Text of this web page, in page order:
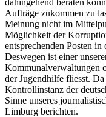
Aufträge zukommen zu
Meinung nicht im
Möglichkeit der
entsprechenden Posten
Deswegen ist einer
Kommunalverwaltungen
der Jugendhilfe fliesst.
Kontrollinstanz der
Sinne unseres
Limburg berichten.